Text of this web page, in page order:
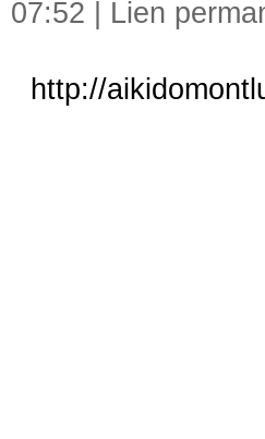
07:52 | Lien
http://